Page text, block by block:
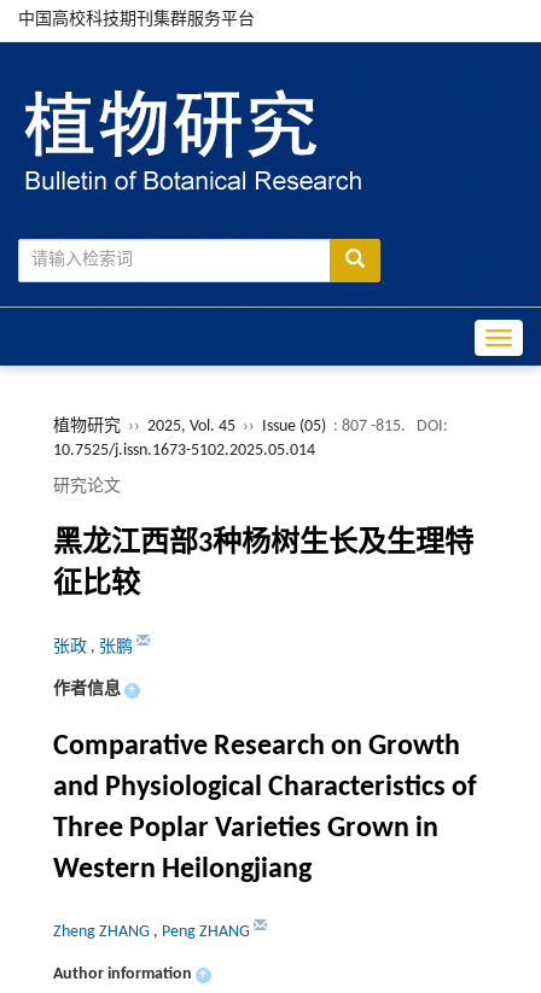
中国高校科技期刊集群服务平台
植物研究 ›› 2025, Vol. 45 ›› Issue (05) : 807 -815.
DOI:
10.7525/j.issn.1673-5102.2025.05.014
研究论文
黑龙江西部3种杨树生长及生理特
征比较
张政 , 张鹏
作者信息 +
Comparative Research on Growth
and Physiological Characteristics of
Three Poplar Varieties Grown in
Western Heilongjiang
Zheng ZHANG , Peng ZHANG
Author information +